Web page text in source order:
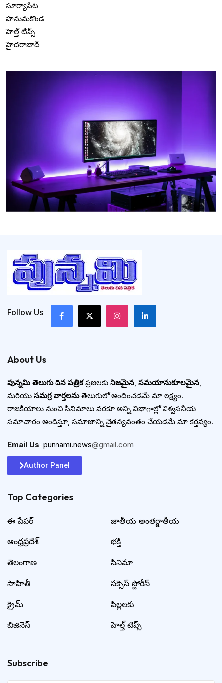
సూర్యాపేట
హనుమకొండ
హెల్త్ టిప్స్
హైదరాబాద్
Follow Us
About Us
పున్నమి తెలుగు దిన పత్రికప్రజలకు నిజమైన, సమయానుకూలమైన,
మరియు సమగ్ర వార్తలనుతెలుగులో అందించడమే మా లక్ష్యం.
రాజకీయాలు నుంచి సినిమాలు వరకూ అన్ని విభాగాల్లో విశ్వసనీయ
సమాచారం అందిస్తూ, సమాజాన్ని చైతన్యవంతం చేయడమే మా కర్తవ్యం.
Email Us punnami.news@gmail.com
Author Panel
Top Categories​
ఈ పేపర్
ఆంధ్రప్రదేశ్
తెలంగాణ
సాహితీ
క్రైమ్
బిజినెస్
జాతీయ అంతర్జాతీయ
భక్తి
సినిమా
సక్సెస్ స్టోరీస్
పిల్లలకు
హెల్త్ టిప్స్
Subscribe